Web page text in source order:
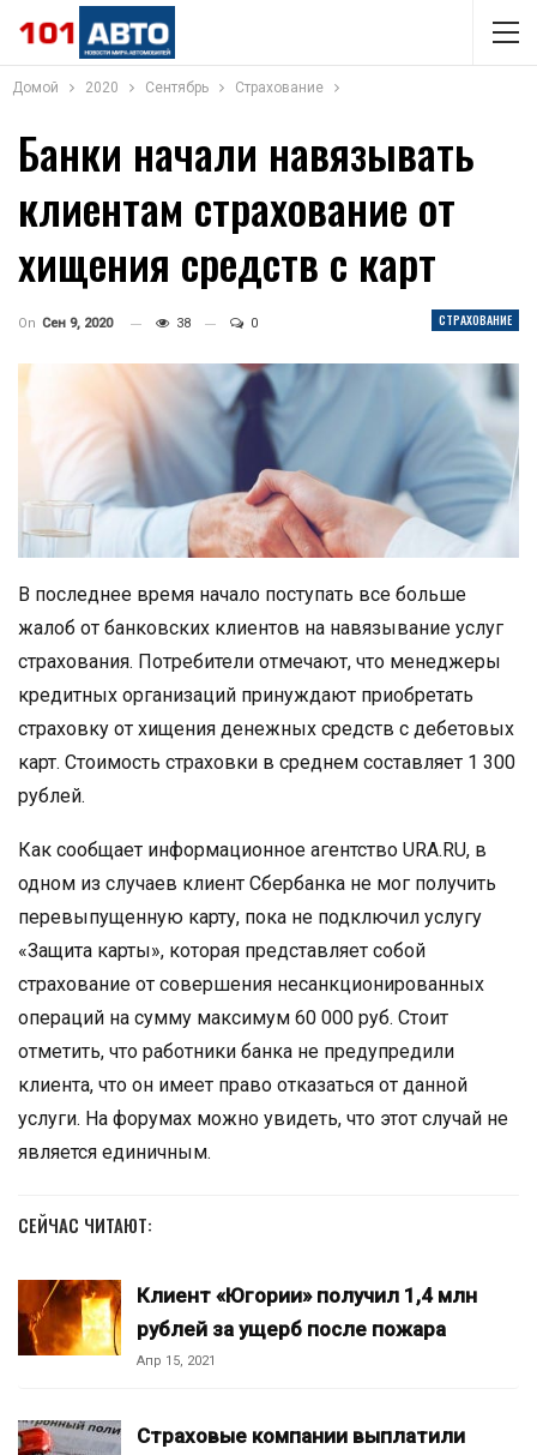
Домой 2020 Сентябрь Страхование
Банки начали навязывать
клиентам страхование от
хищения средств с карт
СТРАХОВАНИЕ
On Сен 9, 2020 38 0
В последнее время начало поступать все больше
жалоб от банковских клиентов на навязывание услуг
страхования. Потребители отмечают, что менеджеры
кредитных организаций принуждают приобретать
страховку от хищения денежных средств с дебетовых
карт. Стоимость страховки в среднем составляет 1 300
рублей.
Как сообщает информационное агентство URA.RU, в
одном из случаев клиент Сбербанка не мог получить
перевыпущенную карту, пока не подключил услугу
«Защита карты», которая представляет собой
страхование от совершения несанкционированных
операций на сумму максимум 60 000 руб. Стоит
отметить, что работники банка не предупредили
клиента, что он имеет право отказаться от данной
услуги. На форумах можно увидеть, что этот случай не
является единичным.
СЕЙЧАС ЧИТАЮТ:
Клиент «Югории» получил 1,4 млн
рублей за ущерб после пожара
Апр 15, 2021
Страховые компании выплатили